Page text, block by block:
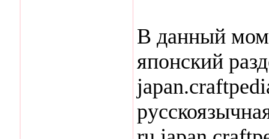
В данный
японский